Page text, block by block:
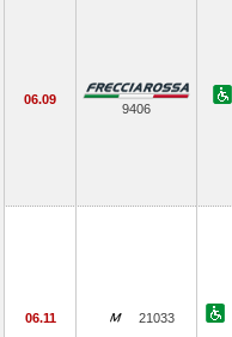
06.09
9406
06.11 21033